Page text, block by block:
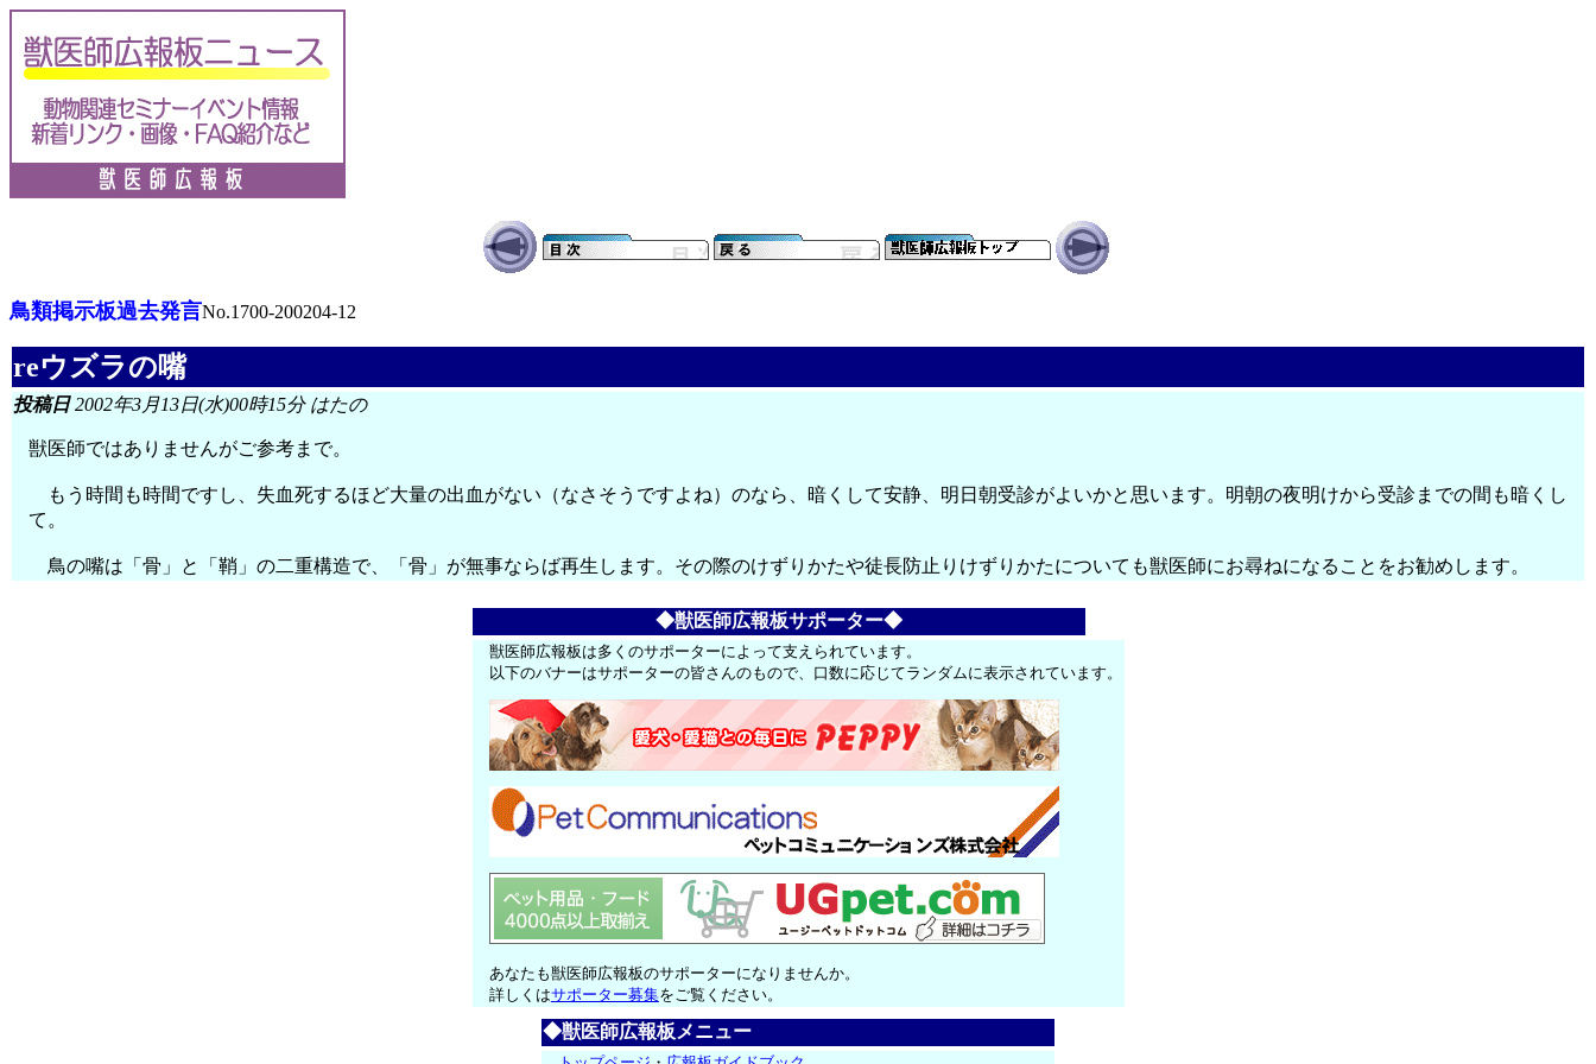
鳥類掲示板過去発言No.1700-200204-12
reウズラの嘴
投稿日2002年3月13日(水)00時15分 はたの
獣医師ではありませんがご参考まで。
もう時間も時間ですし、失血死するほど大量の出血がない（なさそうですよね）のなら、暗くして安静、明日朝受診がよいかと思います。明朝の夜明けから受診までの間も暗くし
て。
鳥の嘴は「骨」と「鞘」の二重構造で、「骨」が無事ならば再生します。その際のけずりかたや徒長防止りけずりかたについても獣医師にお尋ねになることをお勧めします。
◆獣医師広報板サポーター◆
獣医師広報板は多くのサポーターによって支えられています。
以下のバナーはサポーターの皆さんのもので、口数に応じてランダムに表示されています。
あなたも獣医師広報板のサポーターになりませんか。
詳しくはサポーター募集をご覧ください。
◆獣医師広報板メニュー